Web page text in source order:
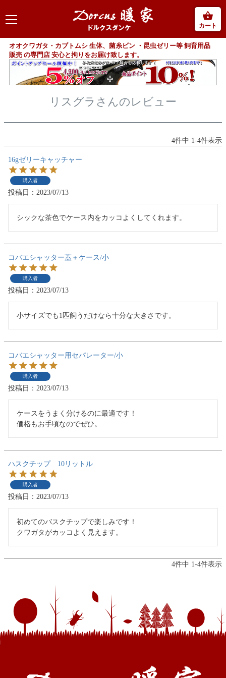
カート
オオクワガタ・カブトムシ 生体、菌糸ビン ・昆虫ゼリー等 飼育用品
販売 の専門店 安心と拘りをお届け致します。
リスグラさんのレビュー
4件中 1 -4件表示
16gゼリーキャッチャー
購入者
投稿日 2023/07/13
シックな茶色でケース内をカッコよくしてくれます。
コバエシャッター蓋＋ケース/小
購入者
投稿日 2023/07/13
コバエシャッター用セパレーター/小
購入者
投稿日 2023/07/13
ケースをうまく分けるのに最適です！
価格もお手頃なのでぜひ。
ハスクチップ 10リットル
購入者
投稿日 2023/07/13
初めてのバスクチップで楽しみです！
クワガタがカッコよく見えます。
4件中 1 -4件表示